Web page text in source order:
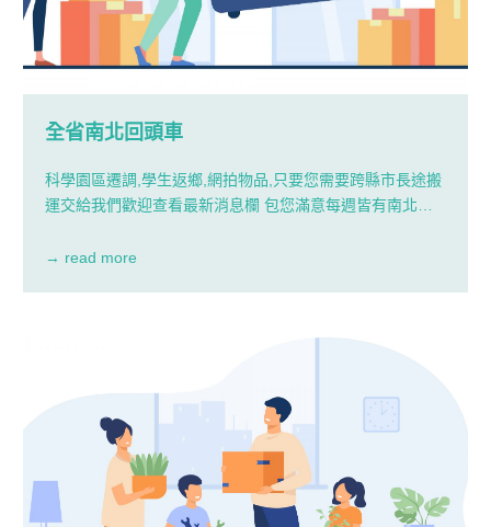
全省南北回頭車
科學園區遷調,學生返鄉,網拍物品,只要您需要跨縣市長途搬
運交給我們歡迎查看最新消息欄 包您滿意每週皆有南北回
→ read more